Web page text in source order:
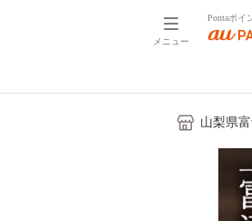
メニュー
Pontaポイ
山梨県